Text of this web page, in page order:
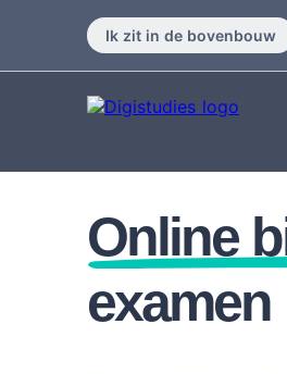
Ik zit in de bovenbouw
Exacte vakken
Geen vakken.
Online
examen